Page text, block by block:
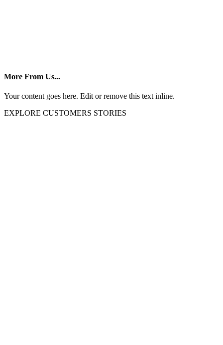
More From Us...
Your content goes here. Edit or remove this text inline.
EXPLORE CUSTOMERS STORIES